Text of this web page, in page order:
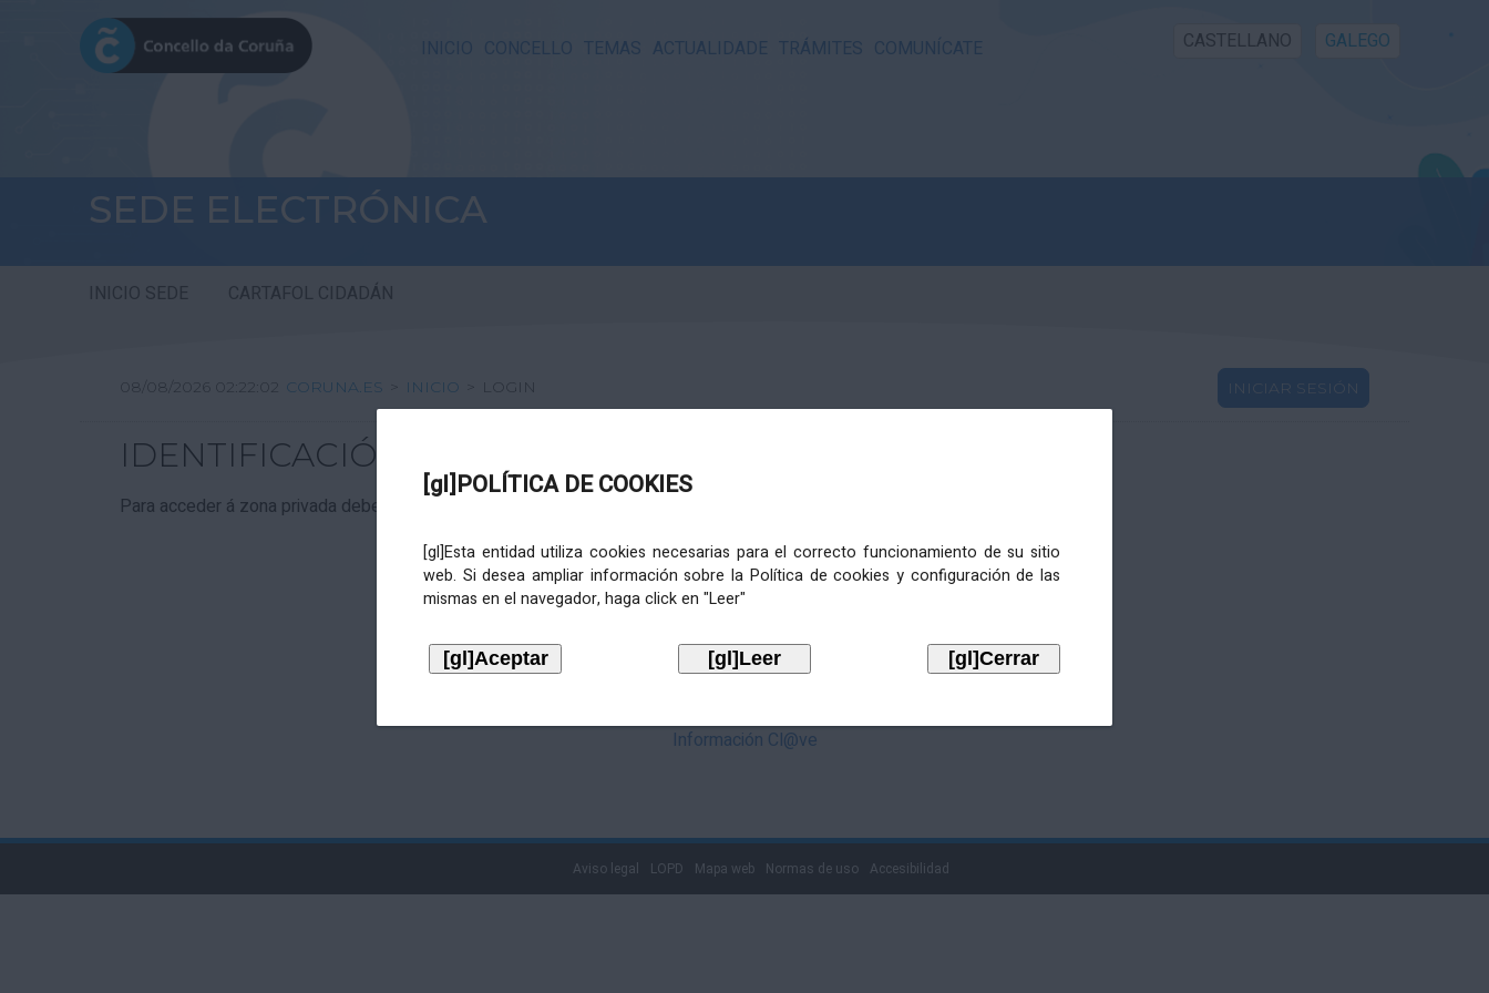
INICIO CONCELLO TEMAS ACTUALIDADE TRÁMITES COMUNÍCATE CASTELLANO GALEGO
SEDE ELECTRÓNICA
INICIO SEDE CARTAFOL CIDADÁN
[gl]POLÍTICA DE COOKIES
[gl]Esta entidad utiliza cookies necesarias para el correcto funcionamiento de su sitio
web. Si desea ampliar información sobre la Política de cookies y configuración de las
mismas en el navegador, haga click en "Leer"
08/08/2026 02:22:02 CORUNA.ES > INICIO > LOGIN INICIAR SESIÓN
IDENTIFICACIÓN
Para acceder á zona privada debe identificarse mediante Cl@ve. Pulse no logotipo
Información Cl@ve
Aviso legal LOPD Mapa web Normas de uso Accesibilidad